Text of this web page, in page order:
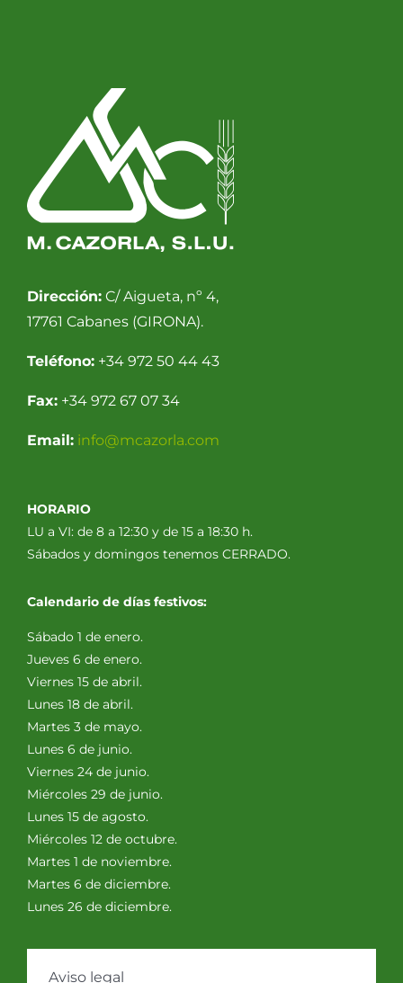
Dirección:C/ Aigueta, nº 4,
17761 Cabanes (GIRONA).
Teléfono:+34 972 50 44 43
Fax:+34 972 67 07 34
Email: info@mcazorla.com
HORARIO
LU a VI: de 8 a 12:30 y de 15 a 18:30 h.
Sábados y domingos tenemos CERRADO.
Calendario de días festivos:
Sábado 1 de enero.
Jueves 6 de enero.
Viernes 15 de abril.
Lunes 18 de abril.
Martes 3 de mayo.
Lunes 6 de junio.
Viernes 24 de junio.
Miércoles 29 de junio.
Lunes 15 de agosto.
Miércoles 12 de octubre.
Martes 1 de noviembre.
Martes 6 de diciembre.
Lunes 26 de diciembre.
Aviso legal